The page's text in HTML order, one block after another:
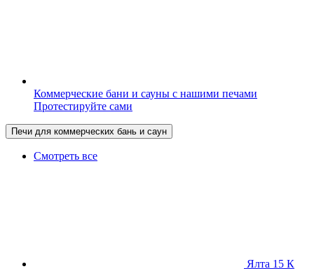
Коммерческие бани и сауны с нашими печами
Протестируйте сами
Печи для коммерческих бань и саун
Смотреть все
Ялта 15 К